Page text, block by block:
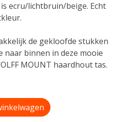
ecru/lichtbruin/beige. Echt
de gekloofde stukken
naar binnen in deze mooie
MOUNT haardhout tas.